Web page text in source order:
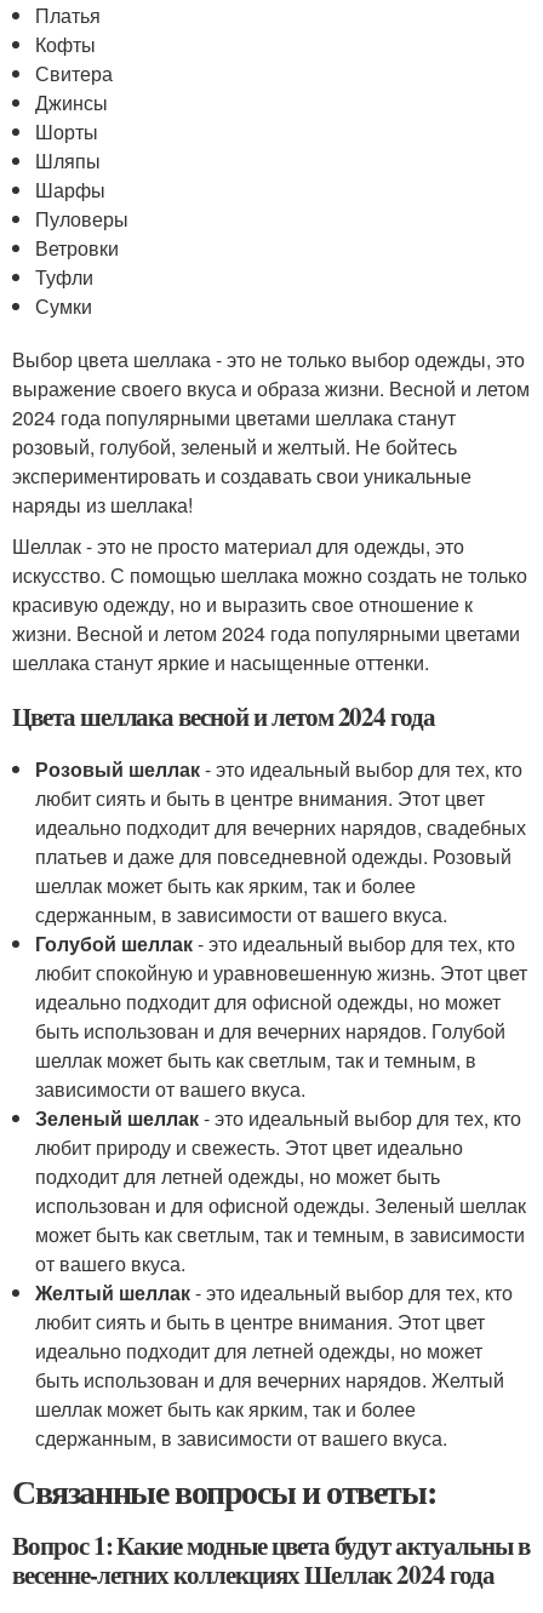
Платья
Кофты
Свитера
Джинсы
Шорты
Шляпы
Шарфы
Пуловеры
Ветровки
Туфли
Сумки
Выбор цвета шеллака - это не только выбор одежды, это
выражение своего вкуса и образа жизни. Весной и летом
2024 года популярными цветами шеллака станут
розовый, голубой, зеленый и желтый. Не бойтесь
экспериментировать и создавать свои уникальные
наряды из шеллака!
Шеллак - это не просто материал для одежды, это
искусство. С помощью шеллака можно создать не только
красивую одежду, но и выразить свое отношение к
жизни. Весной и летом 2024 года популярными цветами
шеллака станут яркие и насыщенные оттенки.
Цвета шеллака весной и летом 2024 года
Розовый шеллак- это идеальный выбор для тех, кто
любит сиять и быть в центре внимания. Этот цвет
идеально подходит для вечерних нарядов, свадебных
платьев и даже для повседневной одежды. Розовый
шеллак может быть как ярким, так и более
сдержанным, в зависимости от вашего вкуса.
Голубой шеллак- это идеальный выбор для тех, кто
любит спокойную и уравновешенную жизнь. Этот цвет
идеально подходит для офисной одежды, но может
быть использован и для вечерних нарядов. Голубой
шеллак может быть как светлым, так и темным, в
зависимости от вашего вкуса.
Зеленый шеллак- это идеальный выбор для тех, кто
любит природу и свежесть. Этот цвет идеально
подходит для летней одежды, но может быть
использован и для офисной одежды. Зеленый шеллак
может быть как светлым, так и темным, в зависимости
от вашего вкуса.
Желтый шеллак- это идеальный выбор для тех, кто
любит сиять и быть в центре внимания. Этот цвет
идеально подходит для летней одежды, но может
быть использован и для вечерних нарядов. Желтый
шеллак может быть как ярким, так и более
сдержанным, в зависимости от вашего вкуса.
Связанные вопросы и ответы:
Вопрос 1: Какие модные цвета будут актуальны в
весенне-летних коллекциях Шеллак 2024 года